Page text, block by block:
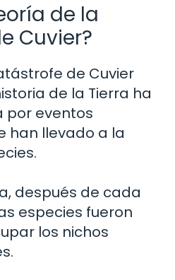
de la
Cuvier?
de Cuvier
de la Tierra ha
eventos
han llevado a la
después de cada
especies fueron
los nichos